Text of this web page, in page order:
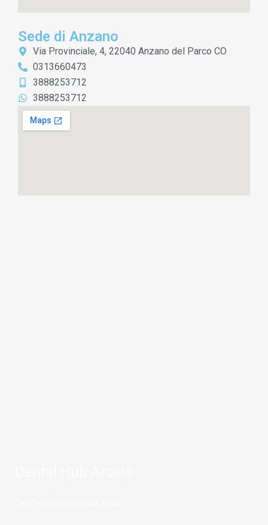
Sede di Anzano
Via Provinciale, 4, 22040 Anzano del Parco CO
0313660473
3888253712
3888253712